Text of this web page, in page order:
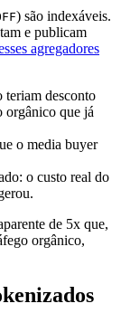
) são indexáveis.
e publicam
agregadores
teriam desconto
orgânico que já
o media buyer
o custo real do
de 5x que,
orgânico,